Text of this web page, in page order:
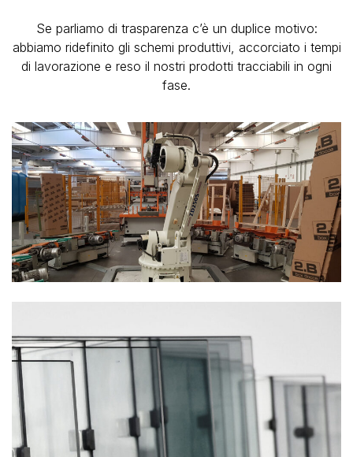
Se parliamo di trasparenza c’è un duplice motivo:
abbiamo ridefinito gli schemi produttivi, accorciato i tempi
di lavorazione e reso il nostri prodotti tracciabili in ogni
fase.